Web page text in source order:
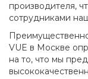
производителя,
сотрудниками
VUE в Москве
на то, что мы